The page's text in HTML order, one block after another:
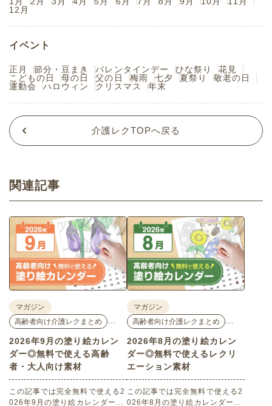
12月
イベント
正月 節分・豆まき バレンタインデー ひな祭り
花見
こどもの日
母の日 父の日 梅雨 七夕 夏祭り
敬老の日
運動会
ハロウィン クリスマス 年末
介護レクTOPへ戻る
関連記事
マガジン
高齢者向け介護レクまとめ
2026年9月の塗り絵カレン
ダー◎無料で使える高齢
者・大人向け素材
この記事では完全無料で使える2
026年9月の塗り絵カレンダーを
マガジン
高齢者向け介護レクまとめ
2026年8月の塗り絵カレン
ダー◎無料で使えるレクリ
エーション素材
この記事では完全無料で使える2
026年8月の塗り絵カレンダーを